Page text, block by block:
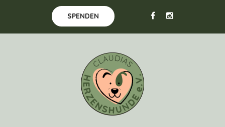
SPENDEN